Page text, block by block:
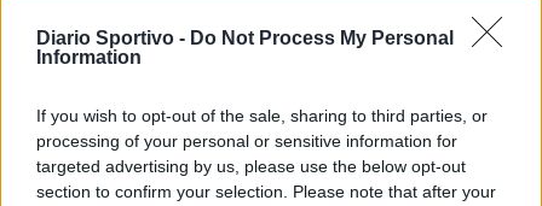
Diario Sportivo - Do Not Process My Personal
Information
If you wish to opt-out of the sale, sharing to third parties, or
processing of your personal or sensitive information for
targeted advertising by us, please use the below opt-out
section to confirm your selection. Please note that after your